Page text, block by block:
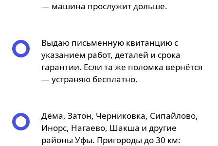
— машина прослужит дольше.
Выдаю письменную квитанцию с
указанием работ, деталей и срока
гарантии. Если та же поломка вернётся
— устраняю бесплатно.
Дёма, Затон, Черниковка, Сипайлово,
Инорс, Нагаево, Шакша и другие
районы Уфы. Пригороды до 30 км: